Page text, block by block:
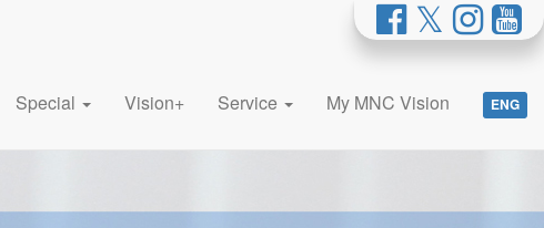
Special Vision+ Service My MNC Vision ENG